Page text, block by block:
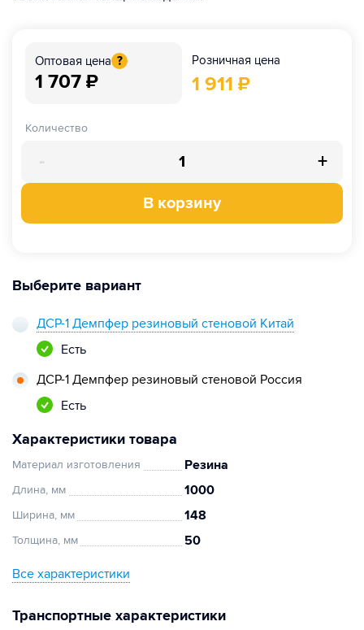
Оптовая цена ?
1 707 ₽
Розничная цена
1 911 ₽
Количество
- +
В корзину
Выберите вариант
ДСР-1 Демпфер резиновый стеновой Китай
Есть
ДСР-1 Демпфер резиновый стеновой Россия
Есть
Характеристики товара
Материал изготовления Резина
Длина, мм 1000
Ширина, мм 148
Толщина, мм 50
Все характеристики
Транспортные характеристики